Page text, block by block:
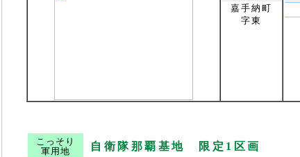
嘉手納町
字東
こっそり
軍用地
自衛隊那覇基地 限定1区画